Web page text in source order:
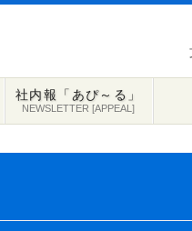
社内報「あぴ～る」
NEWSLETTER [APPEAL]